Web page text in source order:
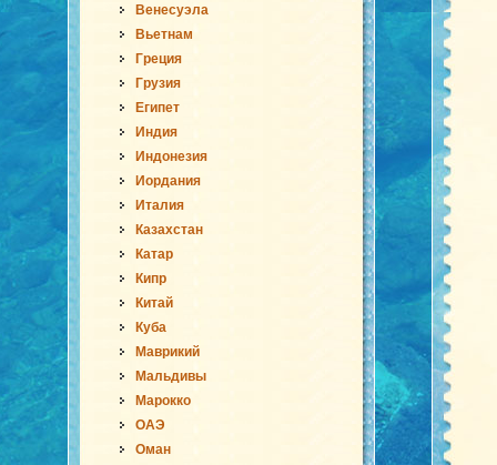
Венесуэла
Вьетнам
Греция
Грузия
Египет
Индия
Индонезия
Иордания
Италия
Казахстан
Катар
Кипр
Китай
Куба
Маврикий
Мальдивы
Марокко
ОАЭ
Оман